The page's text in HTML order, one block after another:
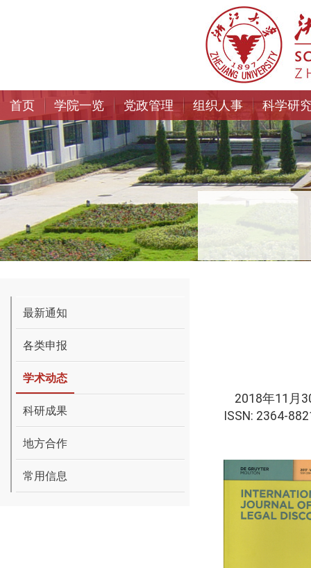
首页 学院一览 党政管理 组织人事 科学研
最新通知
各类申报
学术动态
科研成果
地方合作
常用信息
2018年11 月
ISSN: 2364-